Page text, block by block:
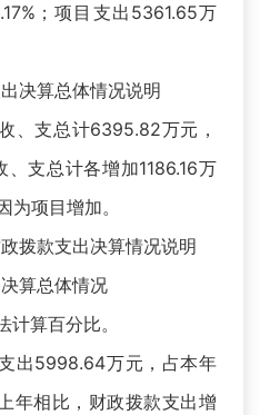
；项目支出5361.65万
决算总体情况说明
支总计6395.82万元，
支总计各增加1186.16万
为项目增加。
款支出决算情况说明
算总体情况
算百分比。
5998.64万元，占本年
年相比，财政拨款支出增